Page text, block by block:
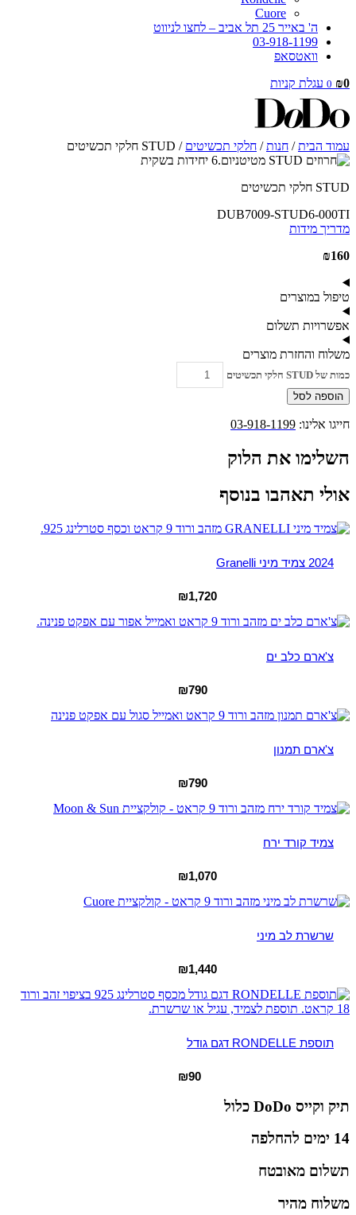
Cuore
ה' באייר 25 תל אביב – לחצו לניווט
03-918-1199
וואטסאפ
₪0
0 עגלת קניות
עמוד הבית/ חנות/ חלקי תכשיטים / STUD חלקי תכשיטים
STUD חלקי תכשיטים
DUB7009-STUD6-000TI
מדריך מידות
₪160
טיפול במוצרים
אפשרויות תשלום
משלוח והחזרת מוצרים
כמות של STUD חלקי תכשיטים
הוספה לסל
חייגו אלינו: 03-918-1199
השלימו את הלוק
אולי תאהבו בנוסף
2024 צמיד מיני Granelli
₪1,720
צ'ארם כלב ים
₪790
צ'ארם תמנון
₪790
צמיד קורד ירח
₪1,070
שרשרת לב מיני
₪1,440
תוספת RONDELLE דגם גודל
₪90
תיק וקייס DoDo כלול
14 ימים להחלפה
תשלום מאובטח
משלוח מהיר